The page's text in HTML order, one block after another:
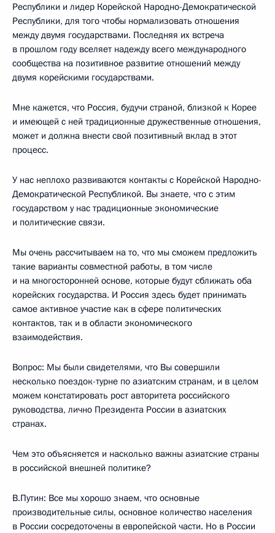
Республики и лидер Корейской Народно-Демократической
Республики, для того чтобы нормализовать отношения
между двумя государствами. Последняя их встреча
в прошлом году вселяет надежду всего международного
сообщества на позитивное развитие отношений между
двумя корейскими государствами.
Мне кажется, что Россия, будучи страной, близкой к Корее
и имеющей с ней традиционные дружественные отношения,
может и должна внести свой позитивный вклад в этот
процесс.
У нас неплохо развиваются контакты с Корейской Народно-
Демократической Республикой. Вы знаете, что с этим
государством у нас традиционные экономические
и политические связи.
Мы очень рассчитываем на то, что мы сможем предложить
такие варианты совместной работы, в том числе
и на многосторонней основе, которые будут сближать оба
корейских государства. И Россия здесь будет принимать
самое активное участие как в сфере политических
контактов, так и в области экономического
взаимодействия.
Вопрос: Мы были свидетелями, что Вы совершили
несколько поездок-турне по азиатским странам, и в целом
можем констатировать рост авторитета российского
руководства, лично Президента России в азиатских
странах.
Чем это объясняется и насколько важны азиатские страны
в российской внешней политике?
В.Путин: Все мы хорошо знаем, что основные
производительные силы, основное количество населения
в России сосредоточены в европейской части. Но в России